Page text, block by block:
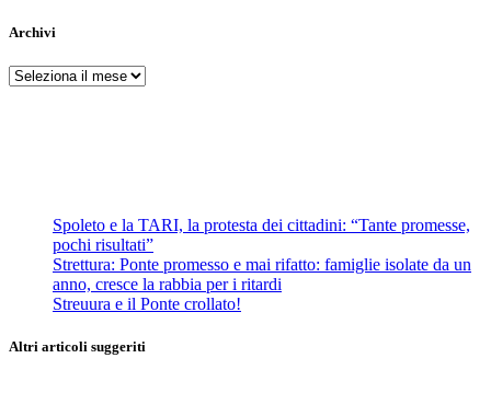
Archivi
Archivi
Spoleto e la TARI, la protesta dei cittadini: “Tante promesse,
pochi risultati”
Strettura: Ponte promesso e mai rifatto: famiglie isolate da un
anno, cresce la rabbia per i ritardi
Streuura e il Ponte crollato!
Altri articoli suggeriti